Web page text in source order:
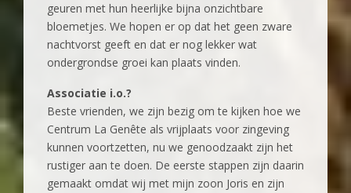
geuren met hun heerlijke bijna onzichtbare
bloemetjes. We hopen er op dat het geen zware
nachtvorst geeft en dat er nog lekker wat
ondergrondse groei kan plaats vinden.
Associatie i.o.?
Beste vrienden, we zijn bezig om te kijken hoe we
Centrum La Genête als vrijplaats voor zingeving
kunnen voortzetten, nu we genoodzaakt zijn het
rustiger aan te doen. De eerste stappen zijn daarin
gemaakt omdat wij met mijn zoon Joris en zijn